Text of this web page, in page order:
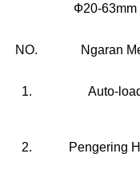
Ф20-63mm
NO. Ngaran
1. Auto-
2. Pengering